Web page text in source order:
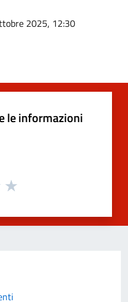
2025, 12:30
le informazioni